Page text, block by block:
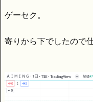
ゲーセク。
寄りから下でしたので